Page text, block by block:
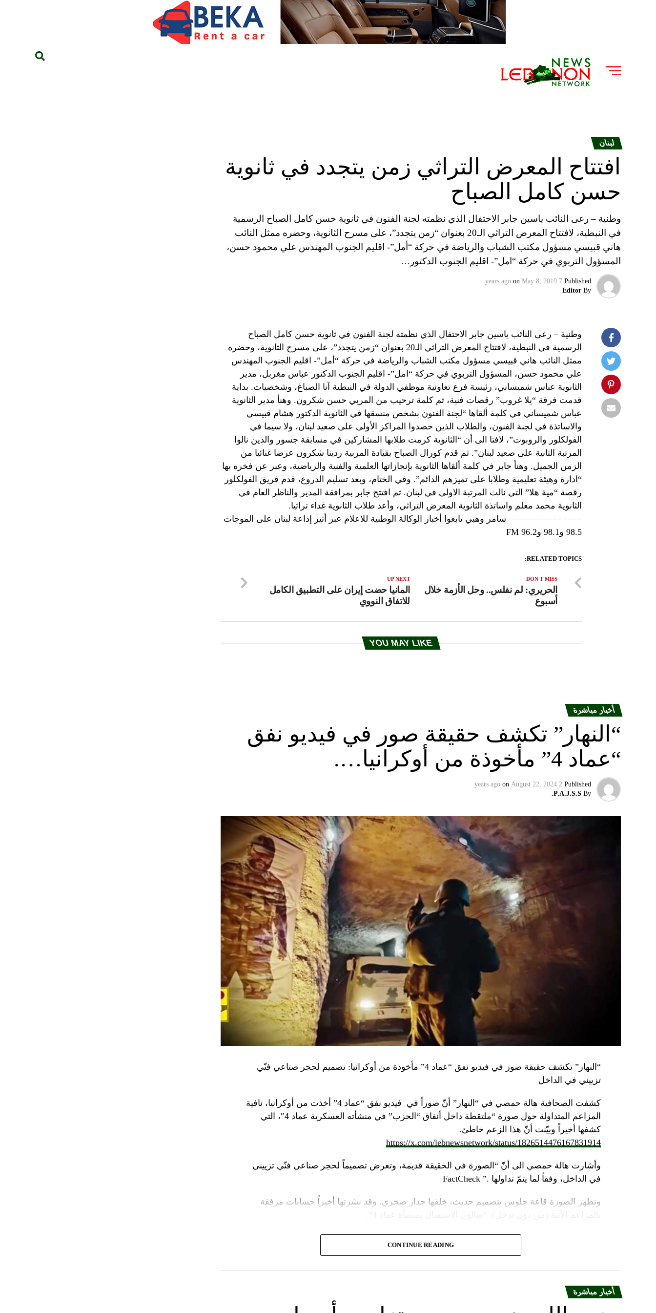
لبنان
افتتاح المعرض التراثي زمن يتجدد في ثانوية
حسن كامل الصباح
وطنية – رعى النائب ياسين جابر الاحتفال الذي نظمته لجنة الفنون في ثانوية حسن كامل الصباح الرسمية
في النبطية، لافتتاح المعرض التراثي الـ20 بعنوان “زمن يتجدد”، على مسرح الثانوية، وحضره ممثل النائب
هاني قبيسي مسؤول مكتب الشباب والرياضة في حركة “أمل”- اقليم الجنوب المهندس علي محمود حسن،
المسؤول التربوي في حركة “امل”- اقليم الجنوب الدكتور…
Published
7 years ago
on May 8, 2019
By
Editor
وطنية – رعى النائب ياسين جابر الاحتفال الذي نظمته لجنة الفنون في ثانوية حسن كامل الصباح
الرسمية في النبطية، لافتتاح المعرض التراثي الـ20 بعنوان “زمن يتجدد”، على مسرح الثانوية، وحضره
ممثل النائب هاني قبيسي مسؤول مكتب الشباب والرياضة في حركة “أمل”- اقليم الجنوب المهندس
علي محمود حسن، المسؤول التربوي في حركة “امل”- اقليم الجنوب الدكتور عباس مغربل، مدير
الثانوية عباس شميساني، رئيسة فرع تعاونية موظفي الدولة في النبطية آنا الصباغ، وشخصيات. بداية
قدمت فرقة “يلا غروب” رقصات فنية، ثم كلمة ترحيب من المربي حسن شكرون. وهنأ مدير الثانوية
عباس شميساني في كلمة ألقاها “لجنة الفنون بشخص منسقها في الثانوية الدكتور هشام قبيسي
والاساتذة في لجنة الفنون، والطلاب الذين حصدوا المراكز الأولى على صعيد لبنان، ولا سيما في
الفولكلور والروبوت”، لافتا الى أن “الثانوية كرمت طلابها المشاركين في مسابقة جسور والذين نالوا
المرتبة الثانية على صعيد لبنان”. ثم قدم كورال الصباح بقيادة المربية ردينا شكرون عرضا غنائيا من
الزمن الجميل. وهنأ جابر في كلمة ألقاها الثانوية بإنجازاتها العلمية والفنية والرياضية، وعبر عن فخره بها
“ادارة وهيئة تعليمية وطلابا على تميزهم الدائم”. وفي الختام، وبعد تسليم الدروع، قدم فريق الفولكلور
رقصة “مية هلا” التي نالت المرتبة الاولى في لبنان. ثم افتتح جابر بمرافقة المدير والناظر العام في
الثانوية محمد معلم واساتذة الثانوية المعرض التراثي، وأعد طلاب الثانوية غداء تراثيا.
=============== سامر وهبي تابعوا أخبار الوكالة الوطنية للاعلام عبر أثير إذاعة لبنان على الموجات
98.5 و98.1 و96.2 FM
RELATED TOPICS:
UP NEXT
المانيا حضت إيران على التطبيق الكامل
للاتفاق النووي
DON'T MISS
الحريري: لم نفلس.. وحل الأزمة خلال
أسبوع
YOU MAY LIKE
أخبار مباشرة
“النهار” تكشف حقيقة صور في فيديو نفق
“عماد 4” مأخوذة من أوكرانيا….
Published
2 years ago
on August 22, 2024
By
P.A.J.S.S.
“النهار” تكشف حقيقة صور في فيديو نفق “عماد 4” مأخوذة من أوكرانيا: تصميم لحجر صناعي فنّي
تزييني في الداخل
كشفت الصحافية هالة حمصي في “النهار” أنّ صوراً في فيديو
نفق “عماد 4” أخذت من أوكرانيا، نافية
المزاعم المتداولة حول صورة “ملتقطة داخل أنفاق “الحزب” في منشأته العسكرية عماد 4″، التي
كشفها أخيراً وبيّنت أنّ هذا الزعم خاطئ.
https://x.com/lebnewsnetwork/status/1826514476167831914
وأشارت هالة حمصي الى أنّ “الصورة في الحقيقة قديمة، وتعرض تصميماً لحجر صناعي فنّي تزييني
في الداخل، وفقاً لما يتمّ تداولها .” FactCheck
وتظهر الصورة قاعة جلوس بتصميم حديث، خلفها جدار صخري. وقد نشرتها أخيراً حسابات مرفقة
أضافت “النهار”: “ويظهر مقطع
الدقيقة منشأة عسكرية تحمل اسم “عماد 4″، نسبة الى القائد العسكري في “الحزب” عماد مغنية الذي
CONTINUE READING
أخبار مباشرة